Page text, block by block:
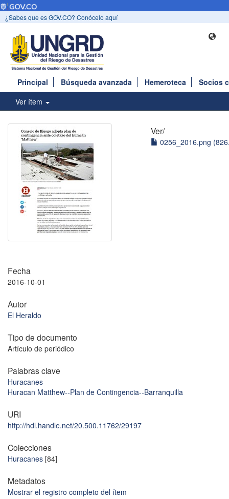
¿Sabes que es GOV.CO? Conócelo aquí
Principal Búsqueda avanzada Hemeroteca
Socios
Ver ítem
Ver/
0256_2016.png
Fecha
2016-10-01
Autor
El Heraldo
Tipo de documento
Artículo de periódico
Palabras clave
Huracanes
Huracan Matthew--Plan de Contingencia--Barranquilla
URI
http://hdl.handle.net/20.500.11762/29197
Colecciones
Huracanes [84]
Metadatos
Mostrar el registro completo del ítem